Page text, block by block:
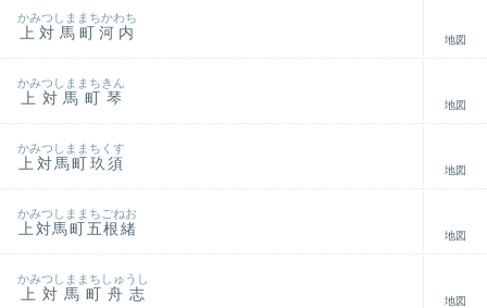
上対馬町河内
かみつしままちかわち
地図
上対馬町琴
かみつしままちきん
地図
上対馬町玖須
かみつしままちくす
地図
上対馬町五根緒
かみつしままちごねお
地図
上対馬町舟志
かみつしままちしゅうし
地図